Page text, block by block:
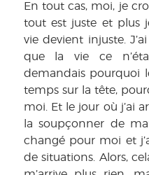
En tout cas, moi, je
tout est juste et plus
vie devient injuste.
que la vie ce
demandais pourquoi
temps sur la tête,
moi. Et le jour où j’ai
la soupçonner de
changé pour moi et
de situations. Alors,